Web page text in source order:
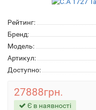
Рейтинг:
Бренд:
Модель:
Артикул:
Доступно:
27888грн.
Є в наявності